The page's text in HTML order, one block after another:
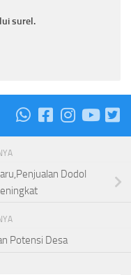
surel.
Dodol
Potensi Desa